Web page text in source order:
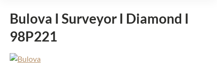
Bulova I Surveyor I Diamond I
98P221